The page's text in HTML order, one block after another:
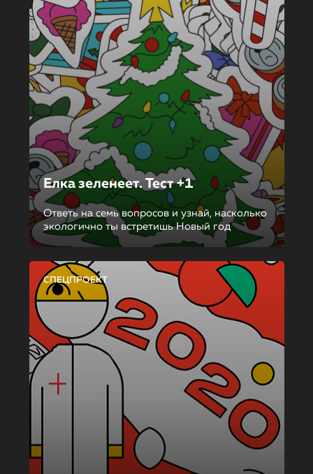
Елка зеленеет. Тест +1
Ответь на семь вопросов и узнай, насколько
экологично ты встретишь Новый год
СПЕЦПРОЕКТ